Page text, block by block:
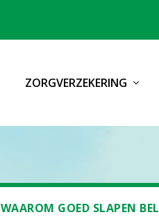
ZORGVERZEKERING
WAAROM GOED SLAPEN